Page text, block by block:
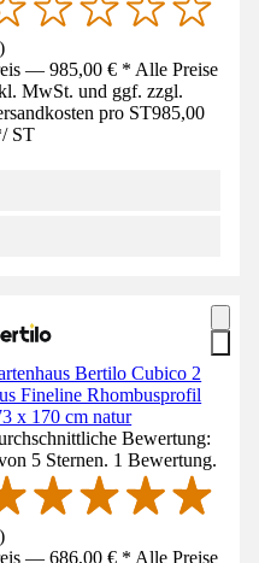
)
— 985,00 € * Alle Preise
MwSt. und ggf. zzgl.
pro ST985,00
/ ST
Bertilo Cubico 2
Fineline Rhombusprofil
x 170 cm natur
Bewertung:
5 Sternen. 1 Bewertung.
)
— 686,00 € * Alle Preise